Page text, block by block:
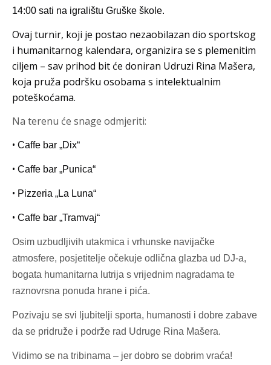
14:00 sati na igralištu Gruške škole.
Ovaj turnir, koji je postao nezaobilazan dio sportskog
i humanitarnog kalendara, organizira se s plemenitim
ciljem – sav prihod bit će doniran Udruzi Rina Mašera,
koja pruža podršku osobama s intelektualnim
poteškoćama.
Na terenu će snage odmjeriti:
• Caffe bar „Dix“
• Caffe bar „Punica“
• Pizzeria „La Luna“
• Caffe bar „Tramvaj“
Osim uzbudljivih utakmica i vrhunske navijačke
atmosfere, posjetitelje očekuje odlična glazba ud DJ-a,
bogata humanitarna lutrija s vrijednim nagradama te
raznovrsna ponuda hrane i pića.
Pozivaju se svi ljubitelji sporta, humanosti i dobre zabave
da se pridruže i podrže rad Udruge Rina Mašera.
Vidimo se na tribinama – jer dobro se dobrim vraća!